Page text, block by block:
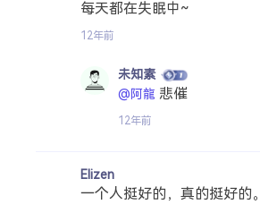
每天都在失眠中~
12年前
未知素
@阿龍 悲催
12年前
Elizen
一个人挺好的，真的挺好的。